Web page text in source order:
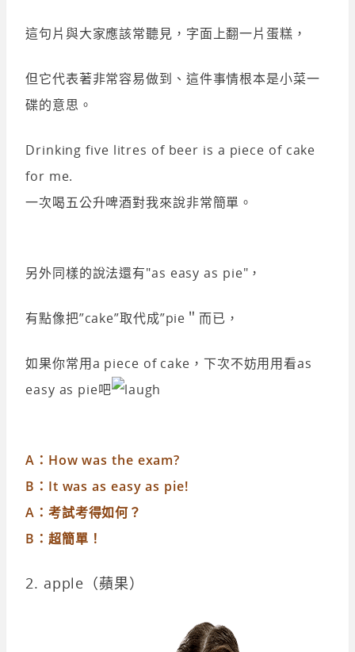
這句片與大家應該常聽見，字面上翻一片蛋糕，
但它代表著非常容易做到、這件事情根本是小菜一
碟的意思。
Drinking five litres of beer is a piece of cake
for me.
一次喝五公升啤酒對我來說非常簡單。
另外同樣的說法還有"as easy as pie"，
有點像把”cake”取代成”pie＂而已，
如果你常用a piece of cake，下次不妨用用看as
easy as pie吧
A：How was the exam?
B：It was as easy as pie!
A：考試考得如何？
B：超簡單！
2. apple（蘋果）